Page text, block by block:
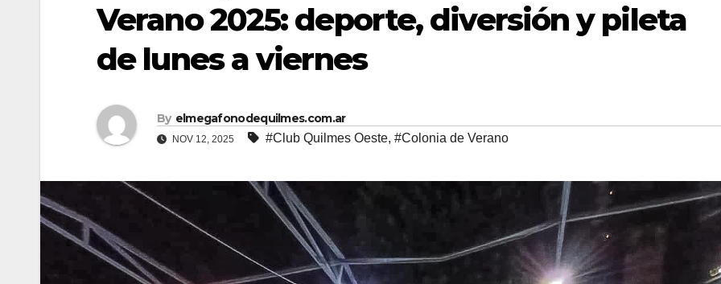
Verano 2025: deporte, diversión y pileta
de lunes a viernes
By elmegafonodequilmes.com.ar
NOV 12, 2025 #Club Quilmes Oeste, #Colonia de Verano